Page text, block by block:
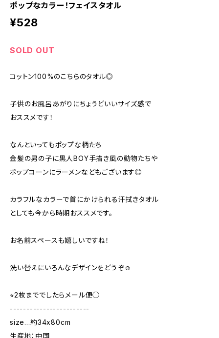
ポップなカラー！フェイスタオル
¥528
SOLD OUT
コットン100%のこちらのタオル◎
子供のお風呂あがりにちょうどいいサイズ感で
おススメです！
なんといってもポップな柄たち
金髪の男の子に黒人BOY手描き風の動物たちや
ポップコーンにラーメンなどもございます◎
カラフルなカラーで首にかけられる汗拭きタオル
としても今から時期おススメです。
お名前スペースも嬉しいですね！
洗い替えにいろんなデザインをどうぞ☺︎
⭐︎2枚まででしたらメール便◯
------------------------
size…約34x80cm
生産地：中国